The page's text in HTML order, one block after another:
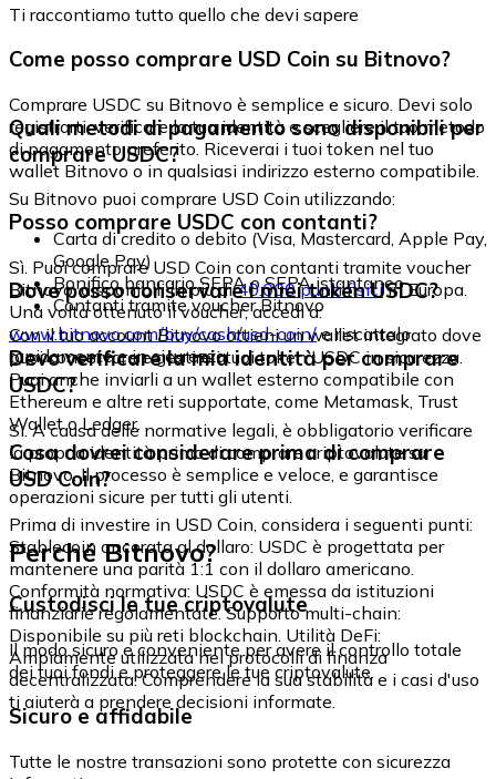
Ti raccontiamo tutto quello che devi sapere
Come posso comprare USD Coin su Bitnovo?
Comprare USDC su Bitnovo è semplice e sicuro. Devi solo
registrarti, verificare la tua identità e scegliere il tuo metodo
di pagamento preferito. Riceverai i tuoi token nel tuo
wallet Bitnovo o in qualsiasi indirizzo esterno compatibile.
Quali metodi di pagamento sono disponibili per
comprare USDC?
Su Bitnovo puoi comprare USD Coin utilizzando:
Carta di credito o debito (Visa, Mastercard, Apple Pay,
Google Pay)
Bonifico bancario SEPA o SEPA istantaneo
Contanti tramite voucher Bitnovo
Posso comprare USDC con contanti?
Sì. Puoi comprare USD Coin con contanti tramite voucher
Bitnovo, disponibili in più di40.000 punti fisiciin Europa.
Una volta ottenuto il voucher, accedi a:
www.bitnovo.com/buy/cash/usd-coin/e riscattalo
rapidamente e in sicurezza.
Dove posso conservare i miei token USDC?
Con il tuo account Bitnovo ottieni un wallet integrato dove
puoi conservare e gestire i tuoi token USDC in sicurezza.
Puoi anche inviarli a un wallet esterno compatibile con
Ethereum e altre reti supportate, come Metamask, Trust
Wallet o Ledger.
Devo verificare la mia identità per comprare
USDC?
Sì. A causa delle normative legali, è obbligatorio verificare
la propria identità prima di comprare criptovalute su
Bitnovo. Il processo è semplice e veloce, e garantisce
operazioni sicure per tutti gli utenti.
Cosa dovrei considerare prima di comprare
USD Coin?
Prima di investire in USD Coin, considera i seguenti punti:
Stablecoin ancorata al dollaro: USDC è progettata per
mantenere una parità 1:1 con il dollaro americano.
Conformità normativa: USDC è emessa da istituzioni
finanziarie regolamentate. Supporto multi-chain:
Disponibile su più reti blockchain. Utilità DeFi:
Ampiamente utilizzata nei protocolli di finanza
decentralizzata. Comprendere la sua stabilità e i casi d'uso
ti aiuterà a prendere decisioni informate.
Perché Bitnovo?
Custodisci le tue criptovalute
Il modo sicuro e conveniente per avere il controllo totale
dei tuoi fondi e proteggere le tue criptovalute.
Sicuro e affidabile
Tutte le nostre transazioni sono protette con sicurezza